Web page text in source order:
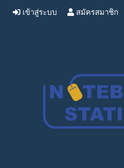
เข้าสู่ระบบ สมัครสมาชิก